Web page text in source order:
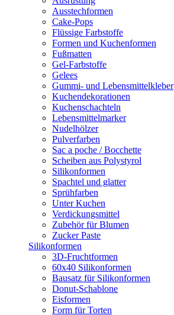
Ausstechformen
Cake-Pops
Flüssige Farbstoffe
Formen und Kuchenformen
Fußmatten
Gel-Farbstoffe
Gelees
Gummi- und Lebensmittelkleber
Kuchendekorationen
Kuchenschachteln
Lebensmittelmarker
Nudelhölzer
Pulverfarben
Sac a poche / Bocchette
Scheiben aus Polystyrol
Silikonformen
Spachtel und glatter
Sprühfarben
Unter Kuchen
Verdickungsmittel
Zubehör für Blumen
Zucker Paste
Silikonformen
3D-Fruchtformen
60x40 Silikonformen
Bausatz für Silikonformen
Donut-Schablone
Eisformen
Form für Torten